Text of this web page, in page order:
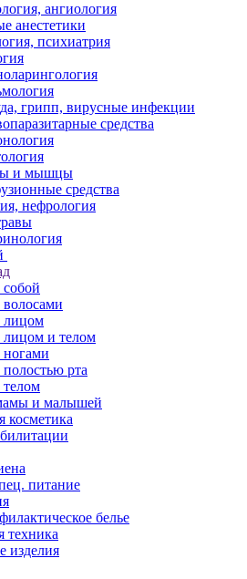
ангиология
анестетики
психиатрия
грипп, вирусные инфекции
средства
и мышцы
средства
нефрология
собой
волосами
лицом
лицом и телом
ногами
полостью рта
телом
и малышей
косметика
питание
белье
техника
изделия